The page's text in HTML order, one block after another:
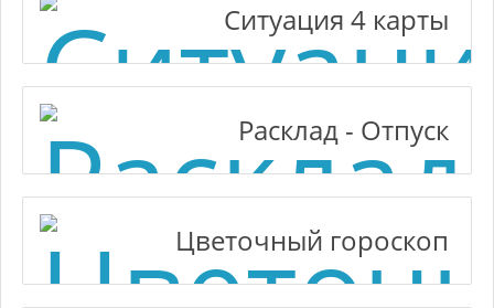
Ситуация 4 карты
Расклад - Отпуск
Цветочный гороскоп